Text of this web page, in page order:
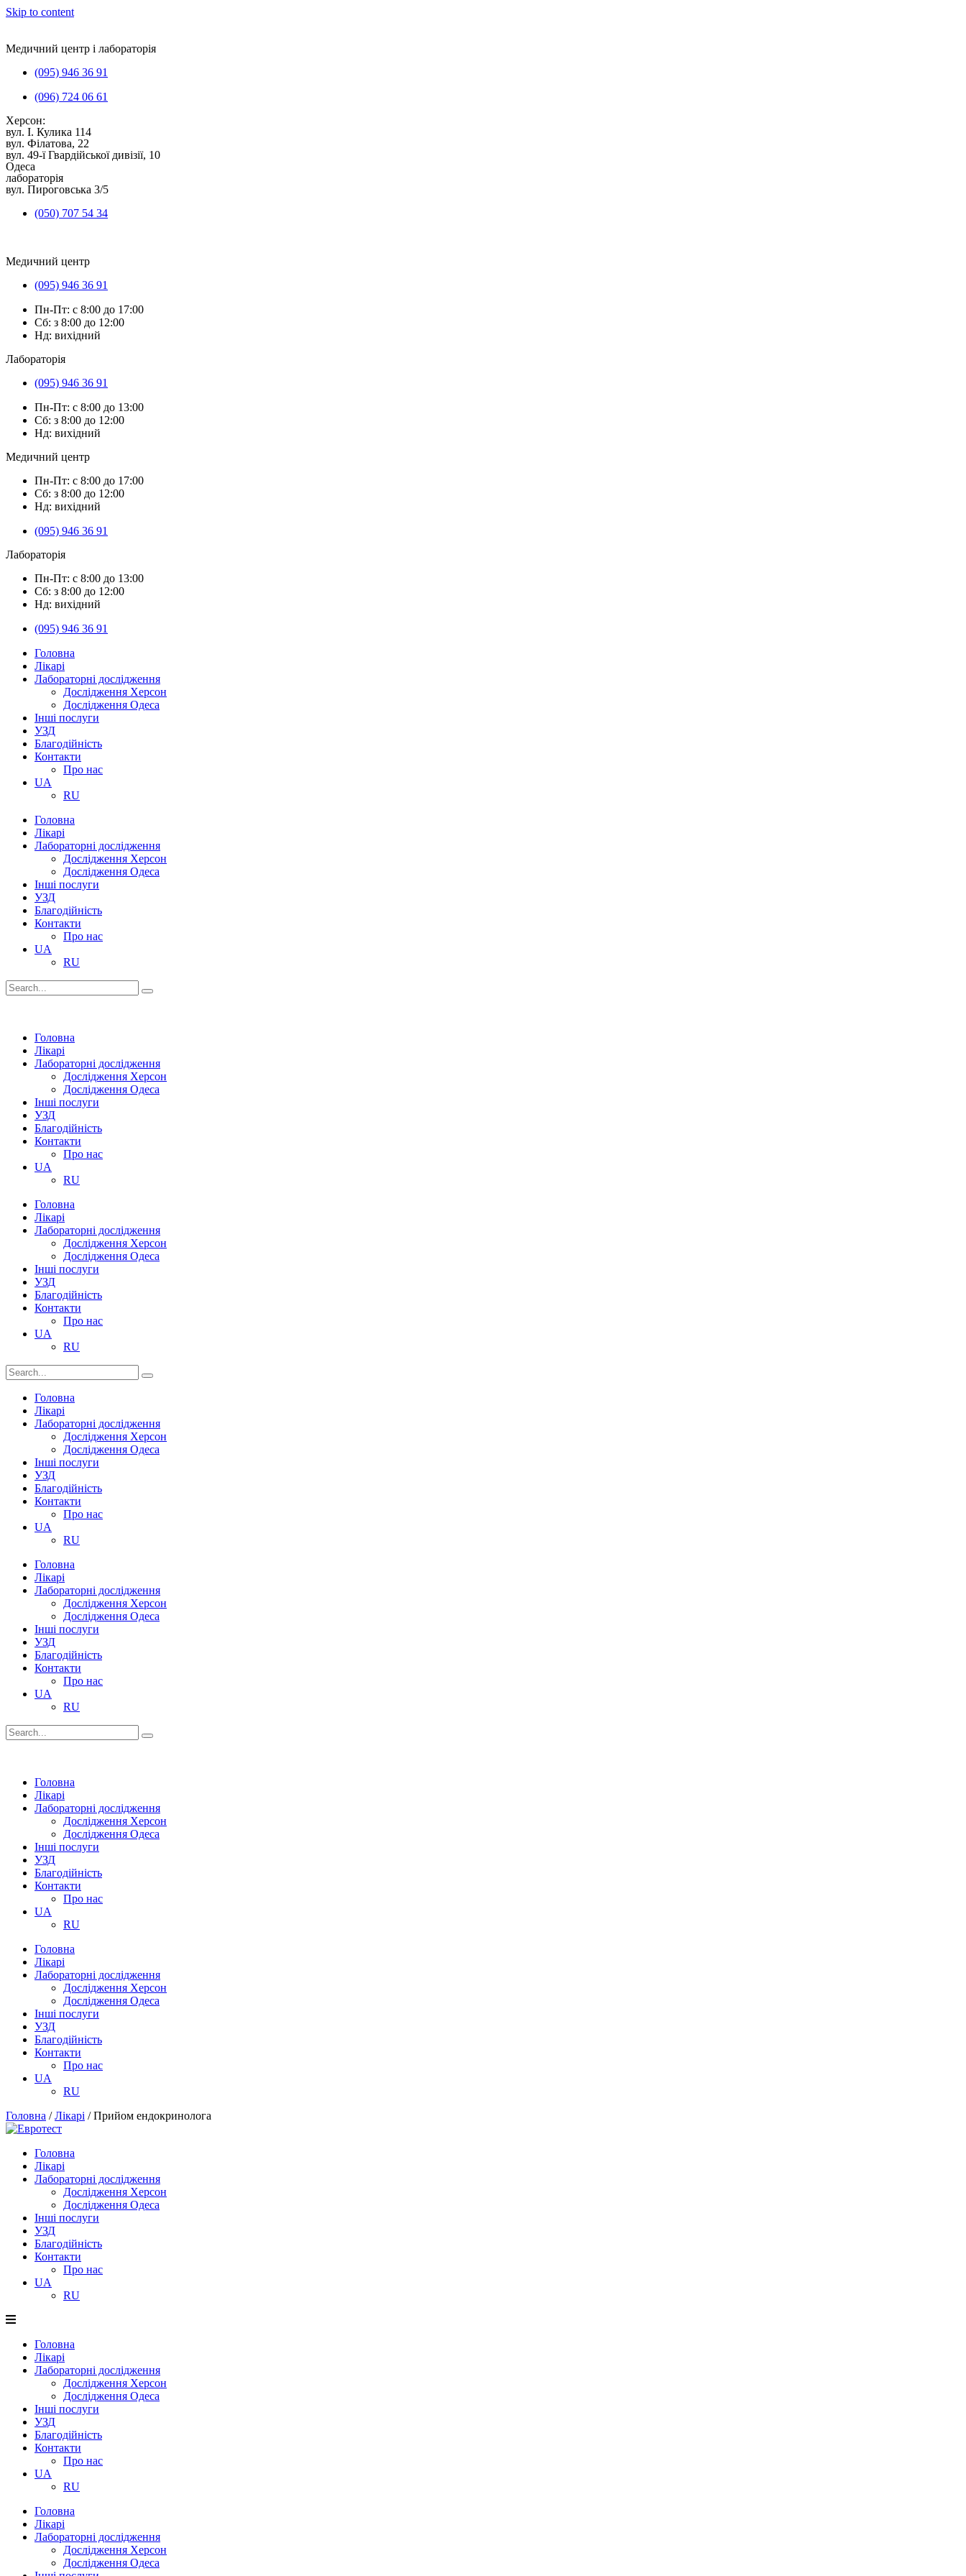
Skip to content
Медичний центр і лабораторія
(095) 946 36 91
(096) 724 06 61
Херсон:
вул. I. Кулика 114
вул. Філатова, 22
вул. 49-ї Гвардійської дивізії, 10
Одеса
лабораторія
вул. Пироговська 3/5
(050) 707 54 34
Медичний центр
(095) 946 36 91
Пн-Пт: с 8:00 до 17:00
Сб: з 8:00 до 12:00
Нд: вихідний
Лабораторія
(095) 946 36 91
Пн-Пт: с 8:00 до 13:00
Сб: з 8:00 до 12:00
Нд: вихідний
Медичний центр
Пн-Пт: с 8:00 до 17:00
Сб: з 8:00 до 12:00
Нд: вихідний
(095) 946 36 91
Лабораторія
Пн-Пт: с 8:00 до 13:00
Сб: з 8:00 до 12:00
Нд: вихідний
(095) 946 36 91
Головна
Лікарі
Лабораторні дослідження
Дослідження Херсон
Дослідження Одеса
Інші послуги
УЗД
Благодійність
Контакти
Про нас
UA
RU
Головна
Лікарі
Лабораторні дослідження
Дослідження Херсон
Дослідження Одеса
Інші послуги
УЗД
Благодійність
Контакти
Про нас
UA
RU
Головна
Лікарі
Лабораторні дослідження
Дослідження Херсон
Дослідження Одеса
Інші послуги
УЗД
Благодійність
Контакти
Про нас
UA
RU
Головна
Лікарі
Лабораторні дослідження
Дослідження Херсон
Дослідження Одеса
Інші послуги
УЗД
Благодійність
Контакти
Про нас
UA
RU
Головна
Лікарі
Лабораторні дослідження
Дослідження Херсон
Дослідження Одеса
Інші послуги
УЗД
Благодійність
Контакти
Про нас
UA
RU
Головна
Лікарі
Лабораторні дослідження
Дослідження Херсон
Дослідження Одеса
Інші послуги
УЗД
Благодійність
Контакти
Про нас
UA
RU
Головна
Лікарі
Лабораторні дослідження
Дослідження Херсон
Дослідження Одеса
Інші послуги
УЗД
Благодійність
Контакти
Про нас
UA
RU
Головна
Лікарі
Лабораторні дослідження
Дослідження Херсон
Дослідження Одеса
Інші послуги
УЗД
Благодійність
Контакти
Про нас
UA
RU
Головна /Лікарі /Прийом ендокринолога
Головна
Лікарі
Лабораторні дослідження
Дослідження Херсон
Дослідження Одеса
Інші послуги
УЗД
Благодійність
Контакти
Про нас
UA
RU
Головна
Лікарі
Лабораторні дослідження
Дослідження Херсон
Дослідження Одеса
Інші послуги
УЗД
Благодійність
Контакти
Про нас
UA
RU
Головна
Лікарі
Лабораторні дослідження
Дослідження Херсон
Дослідження Одеса